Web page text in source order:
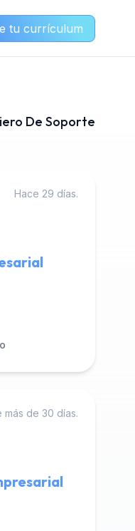
tu currículum
De Soporte
Hace 29 días.
más de 30 días.